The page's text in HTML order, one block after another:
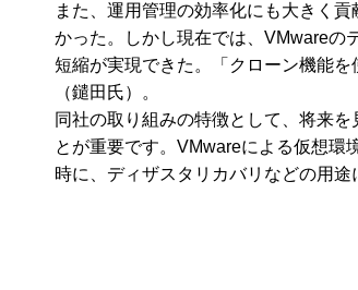
また、運用管理の効率化にも大きく
かった。しかし現在では、VMwareの
短縮が実現できた。「クローン機能
（鑓田氏）。
同社の取り組みの特徴として、将来
とが重要です。VMwareによる仮想環
時に、ディザスタリカバリなどの用途